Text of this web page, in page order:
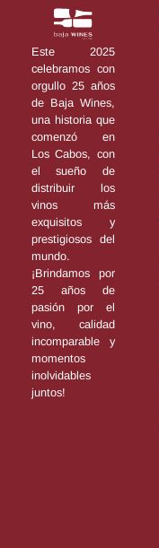
Este 2025
celebramos con
orgullo 25 años
de Baja Wines,
una historia que
comenzó en
Los Cabos, con
el sueño de
distribuir los
vinos más
exquisitos y
prestigiosos del
mundo.
¡Brindamos por
25 años de
pasión por el
vino, calidad
incomparable y
momentos
inolvidables
juntos!